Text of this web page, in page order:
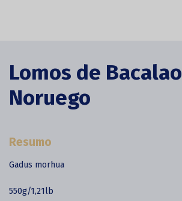
Lomos de Bacalao
Noruego
Resumo
Gadus morhua
550g/1,21lb